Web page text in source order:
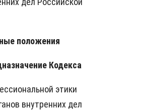
положения
Кодекса
этики
внутренних дел